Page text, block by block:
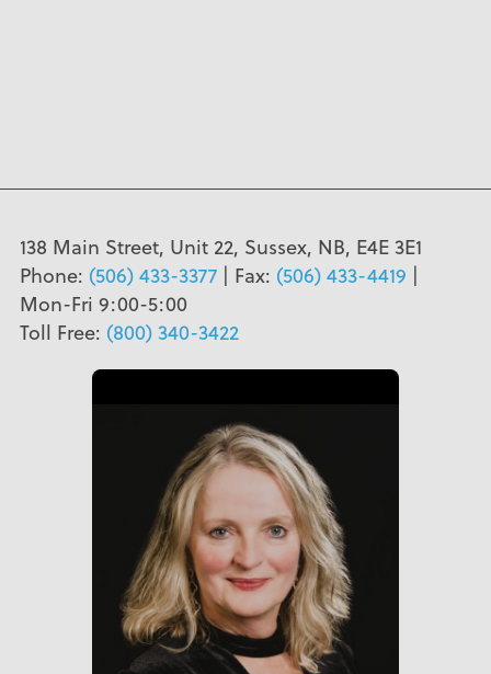
138 Main Street, Unit 22, Sussex, NB, E4E 3E1
Phone: (506) 433-3377| Fax: (506) 433-4419 |
Mon-Fri 9:00-5:00
Toll Free: (800) 340-3422